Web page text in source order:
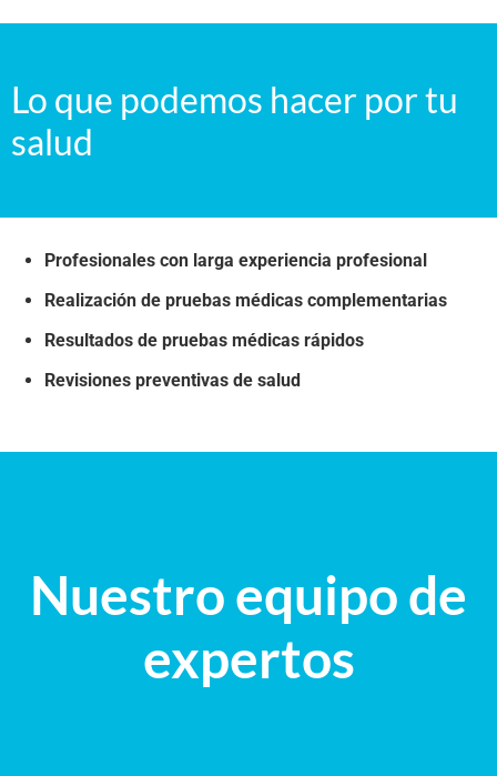
Lo que podemos hacer por tu
salud
Profesionales con larga experiencia profesional
Realización de pruebas médicas complementarias
Resultados de pruebas médicas rápidos
Revisiones preventivas de salud
Nuestro equipo de
expertos